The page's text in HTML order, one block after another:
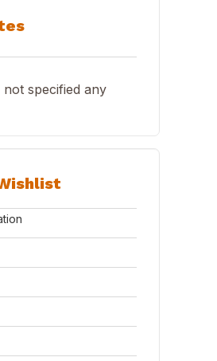
specified any